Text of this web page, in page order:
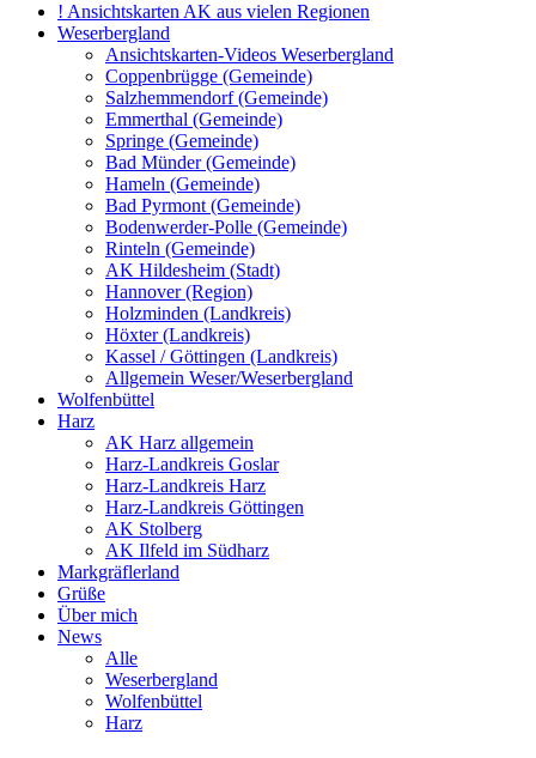
! Ansichtskarten AK aus vielen Regionen
Weserbergland
Ansichtskarten-Videos Weserbergland
Coppenbrügge (Gemeinde)
Salzhemmendorf (Gemeinde)
Emmerthal (Gemeinde)
Springe (Gemeinde)
Bad Münder (Gemeinde)
Hameln (Gemeinde)
Bad Pyrmont (Gemeinde)
Bodenwerder-Polle (Gemeinde)
Rinteln (Gemeinde)
AK Hildesheim (Stadt)
Hannover (Region)
Holzminden (Landkreis)
Höxter (Landkreis)
Kassel / Göttingen (Landkreis)
Allgemein Weser/Weserbergland
Wolfenbüttel
Harz
AK Harz allgemein
Harz-Landkreis Goslar
Harz-Landkreis Harz
Harz-Landkreis Göttingen
AK Stolberg
AK Ilfeld im Südharz
Markgräflerland
Grüße
Über mich
News
Alle
Weserbergland
Wolfenbüttel
Harz